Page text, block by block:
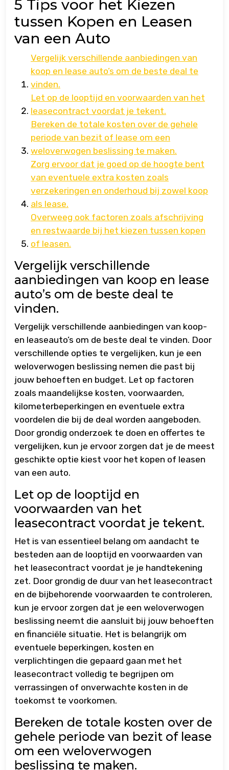
5 Tips voor het Kiezen
tussen Kopen en Leasen
van een Auto
Vergelijk verschillende aanbiedingen van
koop en lease auto’s om de beste deal te
vinden.
Let op de looptijd en voorwaarden van het
leasecontract voordat je tekent.
Bereken de totale kosten over de gehele
periode van bezit of lease om een
weloverwogen beslissing te maken.
Zorg ervoor dat je goed op de hoogte bent
van eventuele extra kosten zoals
verzekeringen en onderhoud bij zowel koop
als lease.
Overweeg ook factoren zoals afschrijving
en restwaarde bij het kiezen tussen kopen
of leasen.
Vergelijk verschillende
aanbiedingen van koop en lease
auto’s om de beste deal te
vinden.
Vergelijk verschillende aanbiedingen van koop-
en leaseauto’s om de beste deal te vinden. Door
verschillende opties te vergelijken, kun je een
weloverwogen beslissing nemen die past bij
jouw behoeften en budget. Let op factoren
zoals maandelijkse kosten, voorwaarden,
kilometerbeperkingen en eventuele extra
voordelen die bij de deal worden aangeboden.
Door grondig onderzoek te doen en offertes te
vergelijken, kun je ervoor zorgen dat je de meest
geschikte optie kiest voor het kopen of leasen
van een auto.
Let op de looptijd en
voorwaarden van het
leasecontract voordat je tekent.
Het is van essentieel belang om aandacht te
besteden aan de looptijd en voorwaarden van
het leasecontract voordat je je handtekening
zet. Door grondig de duur van het leasecontract
en de bijbehorende voorwaarden te controleren,
kun je ervoor zorgen dat je een weloverwogen
beslissing neemt die aansluit bij jouw behoeften
en financiële situatie. Het is belangrijk om
eventuele beperkingen, kosten en
verplichtingen die gepaard gaan met het
leasecontract volledig te begrijpen om
verrassingen of onverwachte kosten in de
toekomst te voorkomen.
Bereken de totale kosten over de
gehele periode van bezit of lease
om een weloverwogen
beslissing te maken.